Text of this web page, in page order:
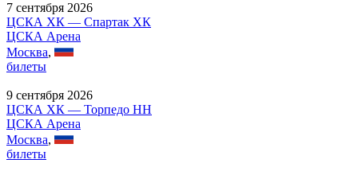
7 сентября 2026
ЦСКА ХК — Спартак ХК
ЦСКА Арена
Москва,
билеты
9 сентября 2026
ЦСКА ХК — Торпедо НН
ЦСКА Арена
Москва,
билеты